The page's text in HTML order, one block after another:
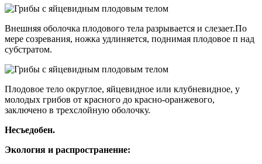
Внешняя оболочка плодового тела разрывается и слезает.По
мере созревания, ножка удлиняется, поднимая плодовое п над
субстратом.
Плодовое тело округлое, яйцевидное или клубневидное, у
молодых грибов от красного до красно-оранжевого,
заключено в трехслойную оболочку.
Несъедобен.
Экология и распространение: